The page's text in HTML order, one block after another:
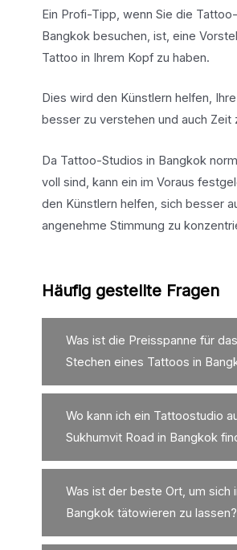
Ein Profi-Tipp, wenn Sie die
Bangkok besuchen, ist, eine
Tattoo in Ihrem Kopf zu haben.
Dies wird den Künstlern helfen,
besser zu verstehen und auch Zeit
Da Tattoo-Studios in Bangkok
voll sind, kann ein im Voraus
den Künstlern helfen, sich besser
angenehme Stimmung zu
Häufig gestellte Fragen
Was ist die Preisspanne für das
Stechen eines Tattoos in
Wo kann ich ein Tattoostudio
Sukhumvit Road in Bangkok
Was ist der beste Ort, um sich
Bangkok tätowieren zu lassen?